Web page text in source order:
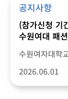
공지사항
(참가신청 기
수원여대 패
과 함께하는
업사이클링
2026.06.01